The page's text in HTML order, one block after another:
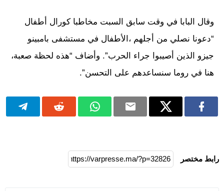
وقال البابا في وقت سابق السبت مخاطبا كورال أطفال
“دعونا نصلي من أجلهم ،الأطفال في مستشفى بامبينو
جيزو الذين أصيبوا جراء الحرب”. وأضاف “هذه لحظة صعبة،
هنا في روما سنساعدهم على التحسن”.
رابط مختصر